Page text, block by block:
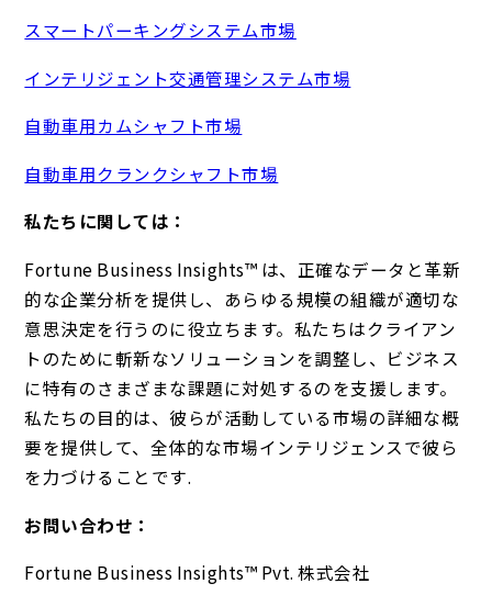
スマートパーキングシステム市場
インテリジェント交通管理システム市場
自動車用カムシャフト市場
自動車用クランクシャフト市場
私たちに関しては：
Fortune Business Insights™ は、正確なデータと革新
的な企業分析を提供し、あらゆる規模の組織が適切な
意思決定を行うのに役立ちます。私たちはクライアン
トのために斬新なソリューションを調整し、ビジネス
に特有のさまざまな課題に対処するのを支援します。
私たちの目的は、彼らが活動している市場の詳細な概
要を提供して、全体的な市場インテリジェンスで彼ら
を力づけることです.
お問い合わせ：
Fortune Business Insights™ Pvt. 株式会社